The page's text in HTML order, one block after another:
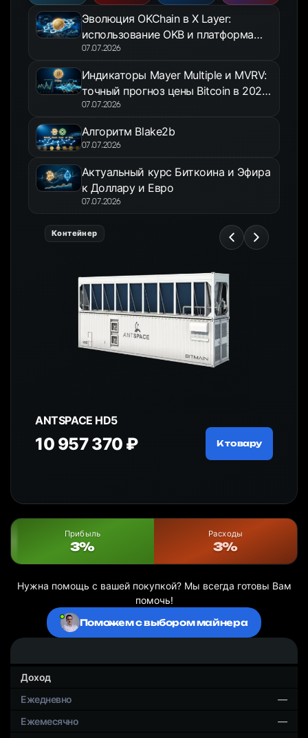
Эволюция OKChain в X Layer:
использование OKB и платформа
OKX Jumpstart в 2026 году
07.07.2026
Индикаторы Mayer Multiple и MVRV:
точный прогноз цены Bitcoin в 2026
году
07.07.2026
Алгоритм Blake2b
07.07.2026
Актуальный курс Биткоина и Эфира
к Доллару и Евро
07.07.2026
Контейнер
ANTSPACE HD5
10 957 370 ₽ К товару
Прибыль
3%
Расходы
3%
Нужна помощь с вашей покупкой? Мы всегда готовы Вам
помочь!
Поможем с выбором майнера
Доход
—
—